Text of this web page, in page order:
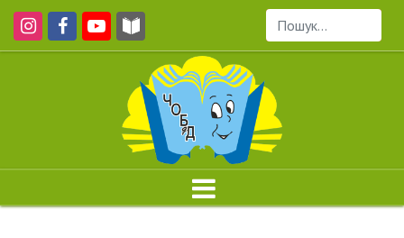
Пошук...